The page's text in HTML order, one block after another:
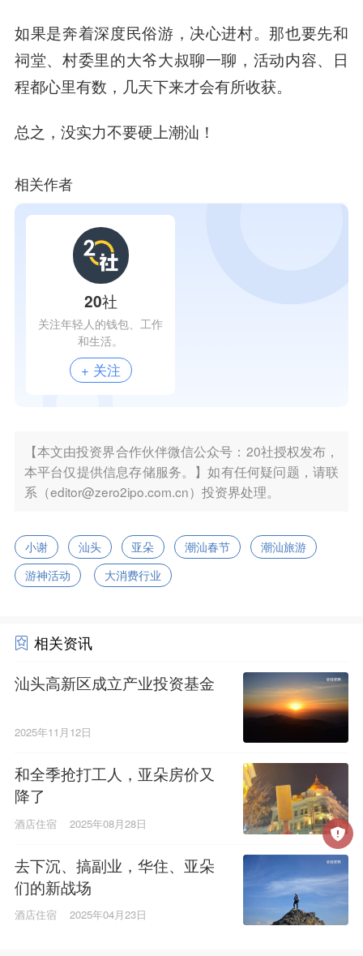
如果是奔着深度民俗游，决心进村。那也要先和
祠堂、村委里的大爷大叔聊一聊，活动内容、日
程都心里有数，几天下来才会有所收获。
总之，没实力不要硬上潮汕！
相关作者
20社
关注年轻人的钱包、工作
和生活。
+ 关注
【本文由投资界合作伙伴微信公众号：20社授权发布，
本平台仅提供信息存储服务。】如有任何疑问题，请联
系（editor@zero2ipo.com.cn）投资界处理。
小谢 汕头 亚朵 潮汕春节
潮汕旅游
游神活动
大消费行业
相关资讯
汕头高新区成立产业投资基金
2025年11月12日
和全季抢打工人，亚朵房价又
降了
酒店住宿 2025年08月28日
去下沉、搞副业，华住、亚朵
们的新战场
酒店住宿 2025年04月23日